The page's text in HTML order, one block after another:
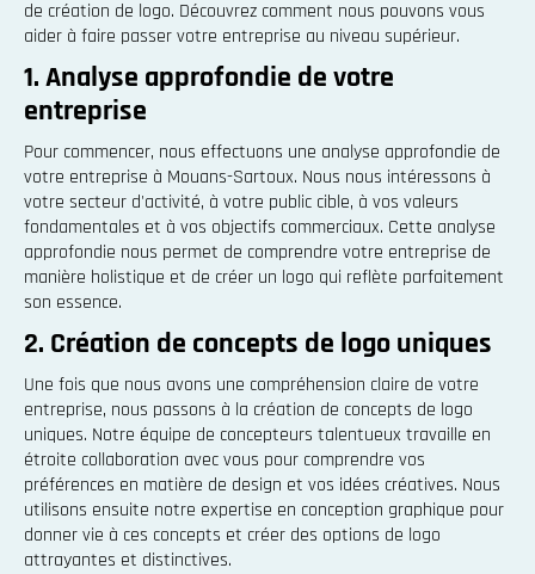
de création de logo. Découvrez comment nous pouvons vous
aider à faire passer votre entreprise au niveau supérieur.
1. Analyse approfondie de votre
entreprise
Pour commencer, nous effectuons une analyse approfondie de
votre entreprise à Mouans-Sartoux. Nous nous intéressons à
votre secteur d'activité, à votre public cible, à vos valeurs
fondamentales et à vos objectifs commerciaux. Cette analyse
approfondie nous permet de comprendre votre entreprise de
manière holistique et de créer un logo qui reflète parfaitement
son essence.
2. Création de concepts de logo uniques
Une fois que nous avons une compréhension claire de votre
entreprise, nous passons à la création de concepts de logo
uniques. Notre équipe de concepteurs talentueux travaille en
étroite collaboration avec vous pour comprendre vos
préférences en matière de design et vos idées créatives. Nous
utilisons ensuite notre expertise en conception graphique pour
donner vie à ces concepts et créer des options de logo
attrayantes et distinctives.